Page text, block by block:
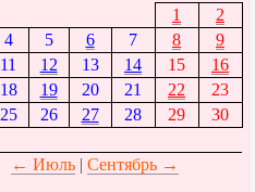
1
2
4 5 6 7 8
9
11 12 13 14 15
16
18 19 20 21 22
23
25 26 27 28 29
30
← Июль| Сентябрь →